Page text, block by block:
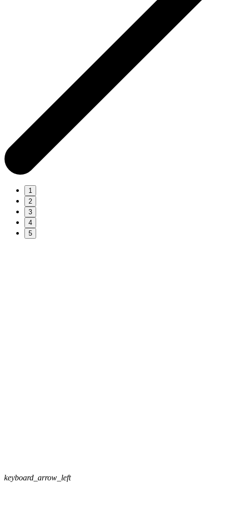
1
2
3
4
5
keyboard_arrow_left